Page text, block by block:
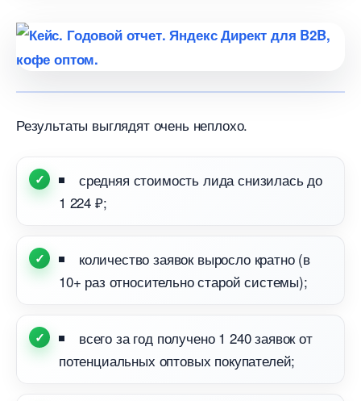
Результаты выглядят очень неплохо.
средняя стоимость лида снизилась до
1 224 ₽;
количество заявок выросло кратно (
10+ раз относительно старой системы);
сего за год получено 1 240 заявок от
потенциальных оптовых покупателей;